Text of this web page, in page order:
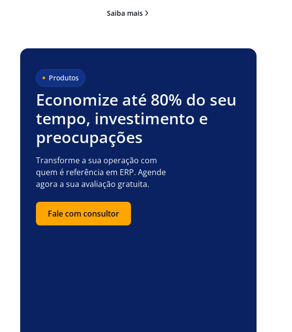
Saiba mais
Produtos
Economize até 80% do seu
tempo, investimento e
preocupações
Transforme a sua operação com
quem é referência em ERP. Agende
agora a sua avaliação gratuita.
Fale com consultor